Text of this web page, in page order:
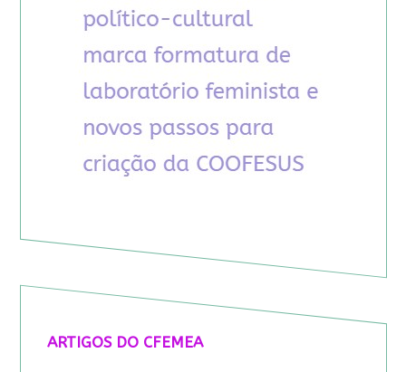
ARTIGOS DO CFEMEA